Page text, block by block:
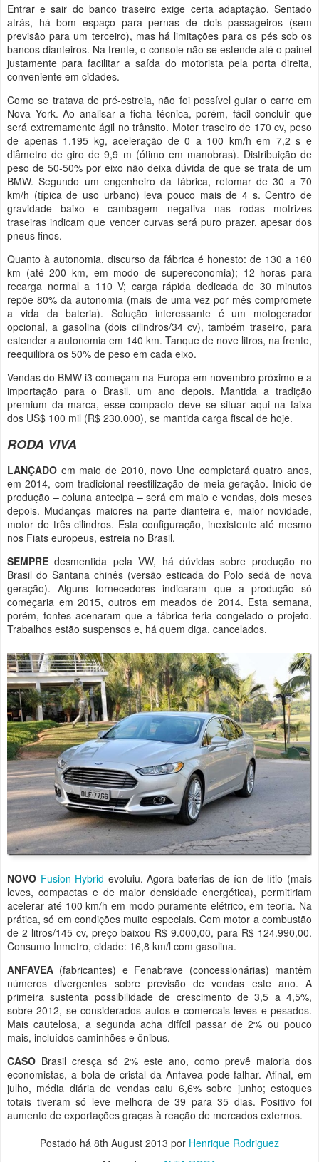
Entrar e sair do banco traseiro exige certa adaptação. Sentado
atrás, há bom espaço para pernas de dois passageiros (sem
previsão para um terceiro), mas há limitações para os pés sob os
bancos dianteiros. Na frente, o console não se estende até o painel
justamente para facilitar a saída do motorista pela porta direita,
conveniente em cidades.
Como se tratava de pré-estreia, não foi possível guiar o carro em
Nova York. Ao analisar a ficha técnica, porém, fácil concluir que
será extremamente ágil no trânsito. Motor traseiro de 170 cv, peso
de apenas 1.195 kg, aceleração de 0 a 100 km/h em 7,2 s e
diâmetro de giro de 9,9 m (ótimo em manobras). Distribuição de
peso de 50-50% por eixo não deixa dúvida de que se trata de um
BMW. Segundo um engenheiro da fábrica, retomar de 30 a 70
km/h (típica de uso urbano) leva pouco mais de 4 s. Centro de
gravidade baixo e cambagem negativa nas rodas motrizes
traseiras indicam que vencer curvas será puro prazer, apesar dos
pneus finos.
Quanto à autonomia, discurso da fábrica é honesto: de 130 a 160
km (até 200 km, em modo de supereconomia); 12 horas para
recarga normal a 110 V; carga rápida dedicada de 30 minutos
repõe 80% da autonomia (mais de uma vez por mês compromete
a vida da bateria). Solução interessante é um motogerador
opcional, a gasolina (dois cilindros/34 cv), também traseiro, para
estender a autonomia em 140 km. Tanque de nove litros, na frente,
reequilibra os 50% de peso em cada eixo.
Vendas do BMW i3 começam na Europa em novembro próximo e a
importação para o Brasil, um ano depois. Mantida a tradição
premium da marca, esse compacto deve se situar aqui na faixa
dos US$ 100 mil (R$ 230.000), se mantida carga fiscal de hoje.
RODA VIVA
LANÇADO em maio de 2010, novo Uno completará quatro anos,
em 2014, com tradicional reestilização de meia geração. Início de
produção – coluna antecipa – será em maio e vendas, dois meses
depois. Mudanças maiores na parte dianteira e, maior novidade,
motor de três cilindros. Esta configuração, inexistente até mesmo
nos Fiats europeus, estreia no Brasil.
SEMPRE desmentida pela VW, há dúvidas sobre produção no
Brasil do Santana chinês (versão esticada do Polo sedã de nova
geração). Alguns fornecedores indicaram que a produção só
começaria em 2015, outros em meados de 2014. Esta semana,
porém, fontes acenaram que a fábrica teria congelado o projeto.
Trabalhos estão suspensos e, há quem diga, cancelados.
NOVO Fusion Hybrid evoluiu. Agora baterias de íon de lítio (mais
leves, compactas e de maior densidade energética), permitiriam
acelerar até 100 km/h em modo puramente elétrico, em teoria. Na
prática, só em condições muito especiais. Com motor a combustão
de 2 litros/145 cv, preço baixou R$ 9.000,00, para R$ 124.990,00.
Consumo Inmetro, cidade: 16,8 km/l com gasolina.
ANFAVEA (fabricantes) e Fenabrave (concessionárias) mantêm
números divergentes sobre previsão de vendas este ano. A
primeira sustenta possibilidade de crescimento de 3,5 a 4,5%,
sobre 2012, se considerados autos e comercais leves e pesados.
Mais cautelosa, a segunda acha difícil passar de 2% ou pouco
mais, incluídos caminhões e ônibus.
CASO Brasil cresça só 2% este ano, como prevê maioria dos
economistas, a bola de cristal da Anfavea pode falhar. Afinal, em
julho, média diária de vendas caiu 6,6% sobre junho; estoques
totais tiveram só leve melhora de 39 para 35 dias. Positivo foi
aumento de exportações graças à reação de mercados externos.
Postado há 8th August 2013 por Henrique Rodriguez